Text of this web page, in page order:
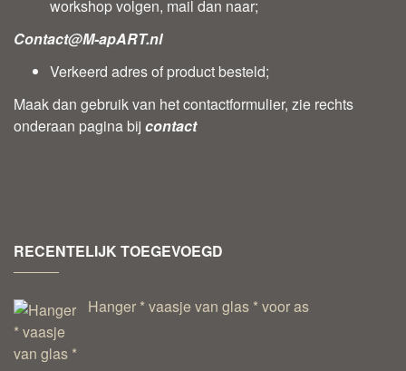
workshop volgen, mail dan naar;
Contact@M-apART.nl
Verkeerd adres of product besteld;
Maak dan gebruik van het contactformulier, zie rechts
onderaan pagina bij contact
RECENTELIJK TOEGEVOEGD
Hanger * vaasje van glas * voor as